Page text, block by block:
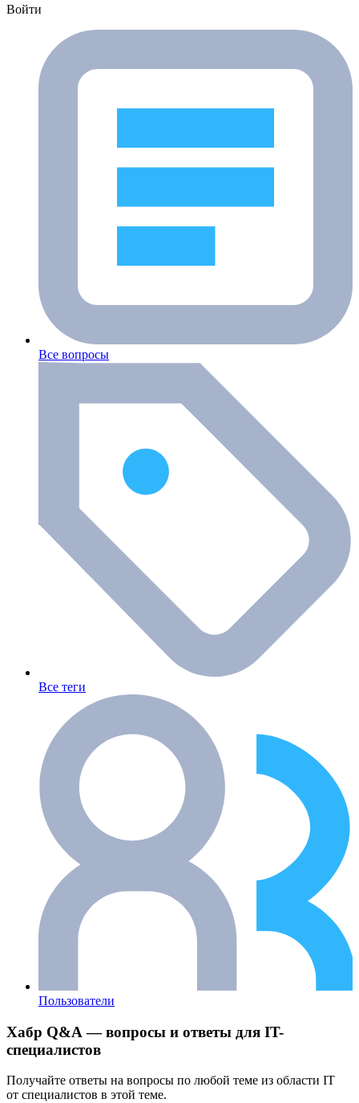
Войти
Все вопросы
Все теги
Пользователи
Хабр Q&A — вопросы и ответы для IT-
специалистов
Получайте ответы на вопросы по любой теме из области IT
от специалистов в этой теме.